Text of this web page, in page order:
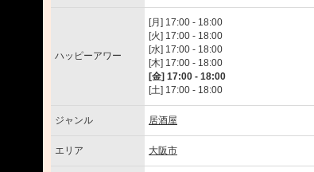
ハッピーアワー
[月] 17:00 - 18:00
[火] 17:00 - 18:00
[水] 17:00 - 18:00
[木] 17:00 - 18:00
[金] 17:00 - 18:00
[土] 17:00 - 18:00
ジャンル 居酒屋
エリア 大阪市